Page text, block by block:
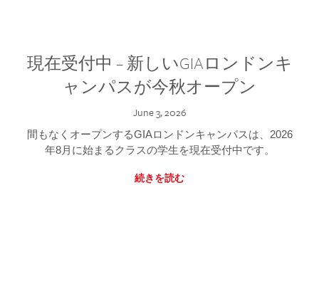
現在受付中 – 新しいGIAロンドンキ
ャンパスが今秋オープン
June 3, 2026
間もなくオープンするGIAロンドンキャンパスは、2026
年8月に始まるクラスの学生を現在受付中です。
続きを読む